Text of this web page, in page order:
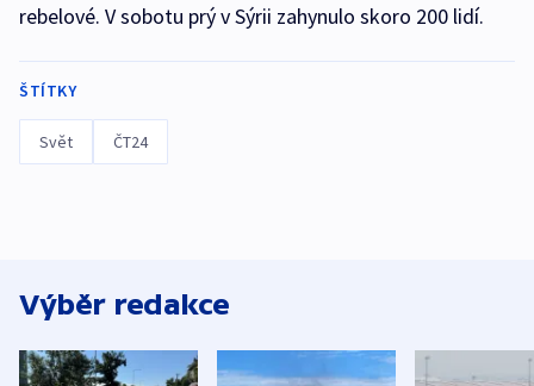
rebelové. V sobotu prý v Sýrii zahynulo skoro 200 lidí.
ŠTÍTKY
Svět ČT24
Výběr redakce